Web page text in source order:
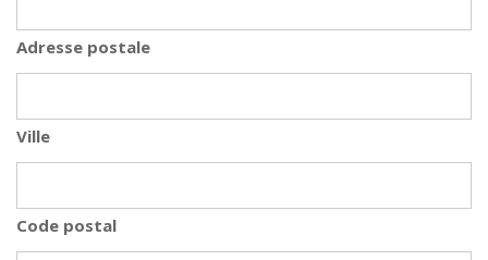
Adresse postale
Ville
Code postal